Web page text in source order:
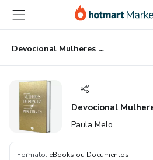
para
conteúdo
principal
para
pagamento
para
rodapé
Devocional Mulheres de Impacto
Devocional
Paula Melo
Formato: eBooks ou Documentos